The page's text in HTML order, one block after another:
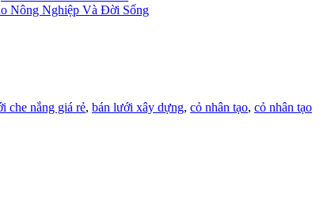
Nông Nghiệp Và Đời Sống
che nắng giá rẻ, bán lưới xây dựng, cỏ nhân tạo, cỏ nhân tạo